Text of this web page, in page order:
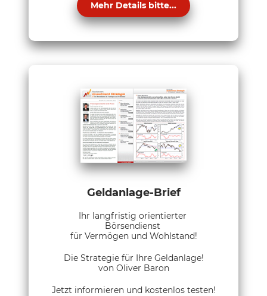
Mehr Details bitte...
Geldanlage-Brief
Ihr langfristig orientierter
Börsendienst
für Vermögen und Wohlstand!
Die Strategie für Ihre Geldanlage!
von Oliver Baron
Jetzt informieren und kostenlos testen!